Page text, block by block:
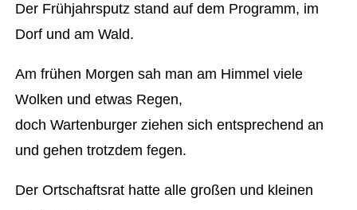
Der Frühjahrsputz stand auf dem Programm, im
Dorf und am Wald.
Am frühen Morgen sah man am Himmel viele
Wolken und etwas Regen,
doch Wartenburger ziehen sich entsprechend an
und gehen trotzdem fegen.
Der Ortschaftsrat hatte alle großen und kleinen